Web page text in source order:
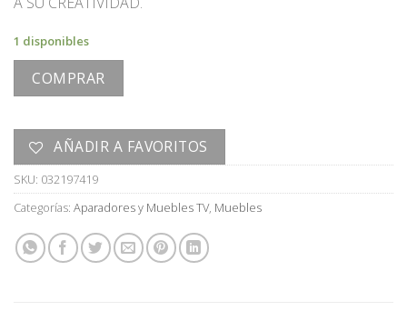
1 disponibles
COMPRAR
AÑADIR A FAVORITOS
SKU: 032197419
Categorías: Aparadores y Muebles TV, Muebles